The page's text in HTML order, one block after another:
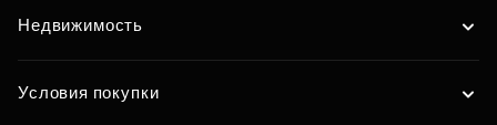
Недвижимость
Условия покупки